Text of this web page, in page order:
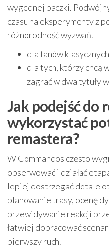
wygodnej paczki.
czasu na eksperymenty z
różnorodność wyzwań.
dla fanów
dla tych, którzy chcą
zagrać w dwa tytuły
Jak podejść do
wykorzystać
remastera?
W Commandos często
obserwować i działać
lepiej dostrzegać detale
planowanie trasy, ocenę
przewidywanie reakcji
łatwiej dopracować
pierwszy ruch.